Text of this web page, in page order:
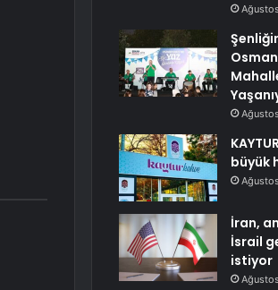
büyük
İran,
İsrail
istiyor